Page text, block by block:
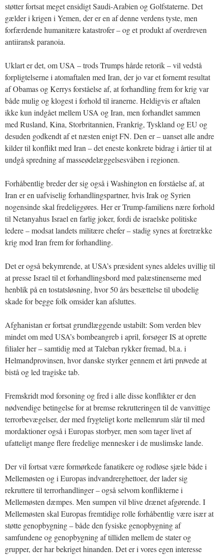
støtter fortsat meget ensidigt Saudi-Arabien og Golfstaterne. Det
gælder i krigen i Yemen, der er en af denne verdens tyste, men
forfærdende humanitære katastrofer – og et produkt af overdreven
antiiransk paranoia.
Uklart er det, om USA – trods Trumps hårde retorik – vil vedstå
forpligtelserne i atomaftalen med Iran, der jo var et fornemt resultat
af Obamas og Kerrys forståelse af, at forhandling frem for krig var
både mulig og klogest i forhold til iranerne. Heldigvis er aftalen
ikke kun indgået mellem USA og Iran, men forhandlet sammen
med Rusland, Kina, Storbritannien, Frankrig, Tyskland og EU og
desuden godkendt af et næsten enigt FN. Den er – uanset alle andre
kilder til konflikt med Iran – det eneste konkrete bidrag i årtier til at
undgå spredning af masseødelæggelsesvåben i regionen.
Forhåbentlig breder der sig også i Washington en forståelse af, at
Iran er en uafviselig forhandlingspartner, hvis Irak og Syrien
nogensinde skal fredeliggøres. Her er Trump-familiens nære forhold
til Netanyahus Israel en farlig joker, fordi de israelske politiske
ledere – modsat landets militære chefer – stadig synes at foretrække
krig mod Iran frem for forhandling.
Det er også bekymrende, at USA’s præsident synes aldeles uvillig til
at presse Israel til et forhandlingsbord med palæstinenserne med
henblik på en tostatsløsning, hvor 50 års besættelse til ubodelig
skade for begge folk omsider kan afsluttes.
Afghanistan er fortsat grundlæggende ustabilt: Som verden blev
mindet om med USA’s bombeangreb i april, forsøger IS at oprette
filialer her – samtidig med at Taleban rykker fremad, bl.a. i
Helmandprovinsen, hvor danske styrker gennem et årti prøvede at
bistå og led tragiske tab.
Fremskridt mod forsoning og fred i alle disse konflikter er den
nødvendige betingelse for at bremse rekrutteringen til de vanvittige
terrorbevægelser, der med frygteligt korte mellemrum slår til med
mordaktioner også i Europas storbyer, men som tager livet af
ufatteligt mange flere fredelige mennesker i de muslimske lande.
Der vil fortsat være formørkede fanatikere og rodløse sjæle både i
Mellemøsten og i Europas indvandrerghettoer, der lader sig
rekruttere til terrorhandlinger – også selvom konflikterne i
Mellemøsten dæmpes. Men sumpen vil blive drænet afgørende. I
Mellemøsten skal Europas fremtidige rolle forhåbentlig være især at
støtte genopbygning – både den fysiske genopbygning af
samfundene og genopbygning af tilliden mellem de stater og
grupper, der har bekriget hinanden. Det er i vores egen interesse